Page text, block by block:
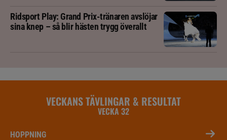
Ridsport Play: Grand Prix-tränaren avslöjar
sina knep – så blir hästen trygg överallt
VECKANS TÄVLINGAR & RESULTAT
VECKA 32
HOPPNING